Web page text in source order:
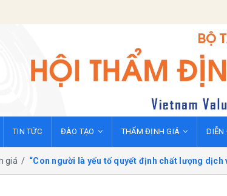
TIN TỨC ĐÀO TẠO THẨM ĐỊNH GIÁ DIỄN
giá / “Con người là yếu tố quyết định chất lượng dịch